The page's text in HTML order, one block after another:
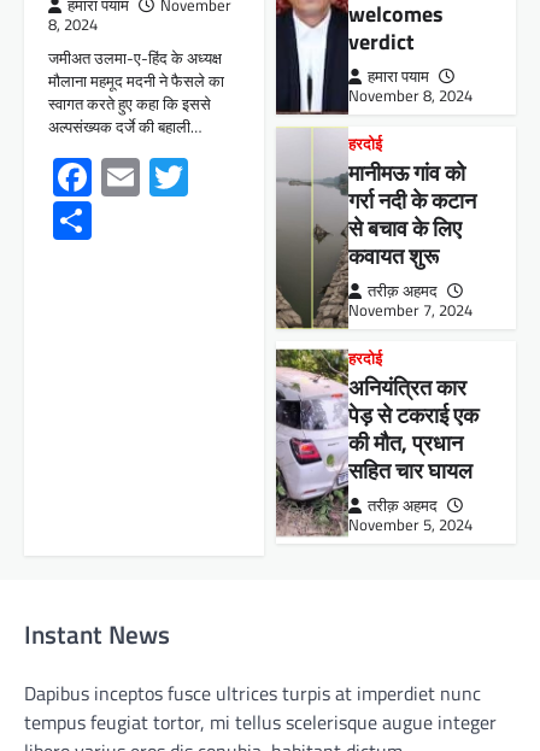
हमारा पयाम
November
8, 2024
जमीअत उलमा-ए-हिंद के अध्यक्ष
मौलाना महमूद मदनी ने फैसले का
स्वागत करते हुए कहा कि इससे
अल्पसंख्यक दर्जे की बहाली…
Facebook
Email Twitter
welcomes
verdict
हमारा पयाम
November 8, 2024
हरदोई
मानीमऊ गांव को
गर्रा नदी के कटान
से बचाव के लिए
कवायत शुरू
तरीक़ अहमद
November 7, 2024
हरदोई
अनियंत्रित कार
पेड़ से टकराई एक
की मौत, प्रधान
सहित चार घायल
तरीक़ अहमद
November 5, 2024
Instant News
Dapibus inceptos fusce ultrices turpis at imperdiet nunc
tempus feugiat tortor, mi tellus scelerisque augue integer